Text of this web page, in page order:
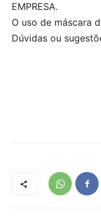
EMPRESA.
O uso de máscara
Dúvidas ou